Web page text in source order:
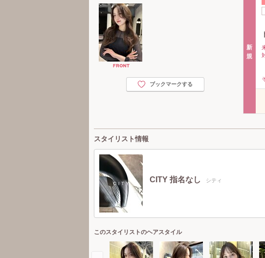
ブックマークする
新
規
スタイリスト情報
CITY 指名なし シティ
このスタイリストのヘアスタイル